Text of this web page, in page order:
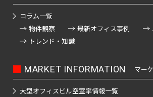
コラム一覧
物件観察
最新オフィス事例
トレンド・知識
MARKET INFORMATION マー
大型オフィスビル空室率情報一覧